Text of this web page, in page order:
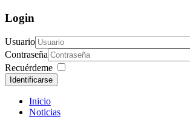
Login
Usuario
Contraseña
Recuérdeme
Identificarse
Inicio
Noticias